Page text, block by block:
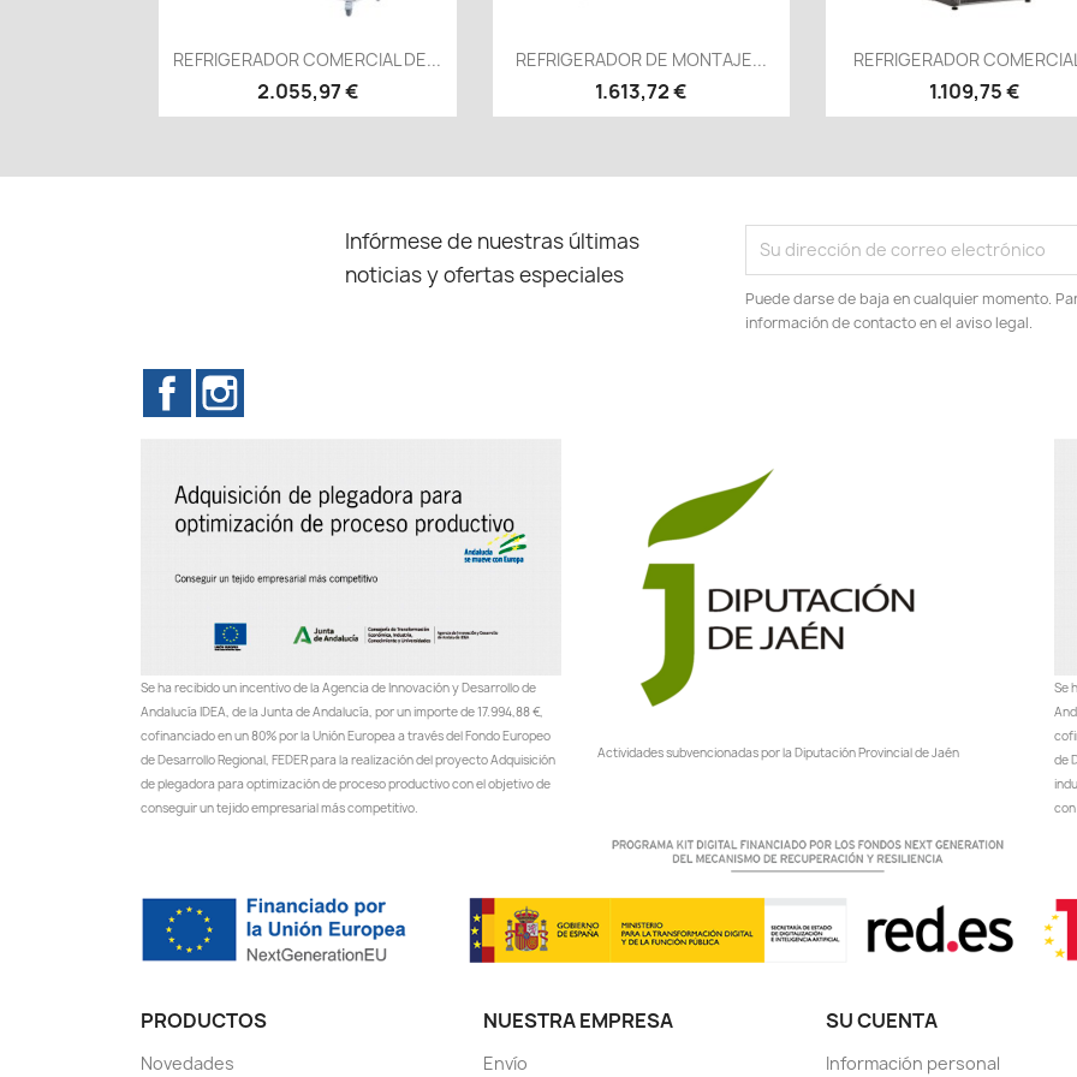
Vista rápida
REFRIGERADOR COMERCIAL DE...
2.055,97 €
Vista rápida
REFRIGERADOR DE MONTAJE...
1.613,72 €
Vista rápida
REFRIGERADOR
1.109,75 €
Infórmese de nuestras últimas
noticias y ofertas especiales
Puede darse de baja en cualquier momento.
información de contacto en el aviso legal.
Facebook
Se ha recibido un incentivo de la Agencia de Innovación y Desarrollo de
Andalucía IDEA, de la Junta de Andalucía, por un importe de 17.994,88 €,
cofinanciado en un 80% por la Unión Europea a través del Fondo Europeo
de Desarrollo Regional, FEDER para la realización del proyecto Adquisición
de plegadora para optimización de proceso productivo con el objetivo de
conseguir un tejido empresarial más competitivo.
Actividades subvencionadas por la Diputación Provincial de Jaén
Se
de
PRODUCTOS
Novedades
NUESTRA EMPRESA
Envío
SU CUENTA
Información personal